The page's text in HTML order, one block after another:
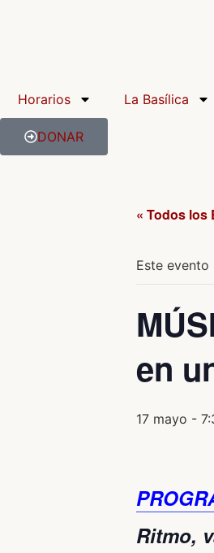
Horarios La Basílica
DONAR
« Todos los
Este evento
en
17 mayo -
Ritmo,